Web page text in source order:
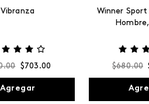
Vibranza
.00 $703 .00
Agregar
Winner
$680.00